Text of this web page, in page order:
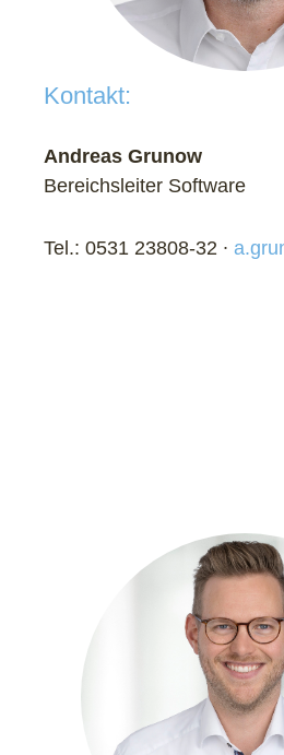
Kontakt:
Andreas Grunow
Bereichsleiter Software
Tel.: 0531 23808-32 ∙